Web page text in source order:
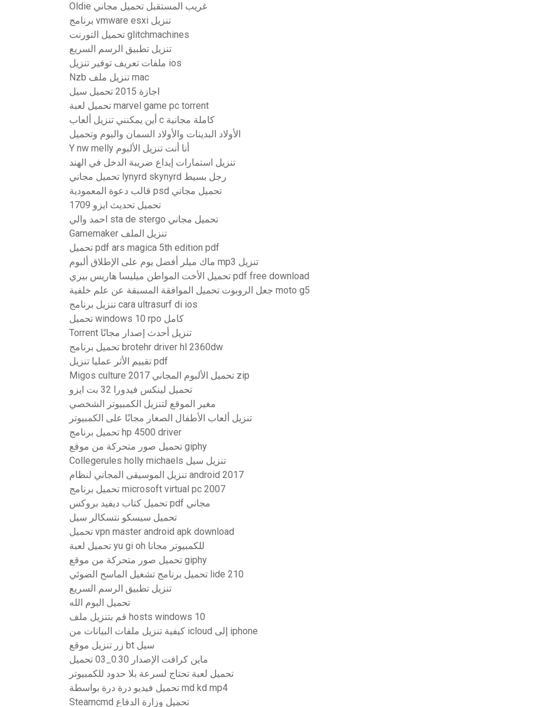
Oldie غريب المستقبل تحميل مجاني
برنامج vmware esxi تنزيل
تحميل التورنت glitchmachines
تنزيل تطبيق الرسم السريع
ملفات تعريف توفير تنزيل ios
Nzb تنزيل ملف mac
اجازة 2015 تحميل سيل
تحميل لعبة marvel game pc torrent
أين يمكنني تنزيل ألعاب c كاملة مجانية
الأولاد البدينات والأولاد السمان والبوم وتحميل
Y nw melly أنا أنت تنزيل الألبوم
تنزيل استمارات إيداع ضريبة الدخل في الهند
تحميل مجاني lynyrd skynyrd رجل بسيط
قالب دعوة المعمودية psd تحميل مجاني
1709 تحميل تحديث ايزو
احمد والي sta de stergo تحميل مجاني
Gamemaker تنزيل الملف
تحميل pdf ars magica 5th edition pdf
ماك ميلر أفضل يوم على الإطلاق ألبوم mp3 تنزيل
تحميل الأخت المواطن ميليسا هاريس بيري pdf free download
جعل الروبوت تحميل الموافقة المسبقة عن علم خلفية moto g5
تنزيل برنامج cara ultrasurf di ios
تحميل windows 10 rpo كامل
Torrent تنزيل أحدث إصدار مجانًا
تحميل برنامج brotehr driver hl 2360dw
تقييم الأثر عمليا تنزيل pdf
Migos culture 2017 تحميل الألبوم المجاني zip
تحميل لينكس فيدورا 32 بت ايزو
مغير الموقع لتنزيل الكمبيوتر الشخصي
تنزيل ألعاب الأطفال الصغار مجانًا على الكمبيوتر
تحميل برنامج hp 4500 driver
تحميل صور متحركة من موقع giphy
Collegerules holly michaels تنزيل سيل
تنزيل الموسيقى المجاني لنظام android 2017
تحميل برنامج microsoft virtual pc 2007
تحميل كتاب ديفيد بروكس pdf مجاني
تحميل سيسكو نتسكالر سيل
تحميل vpn master android apk download
تحميل لعبة yu gi oh للكمبيوتر مجانا
تحميل صور متحركة من موقع giphy
تحميل برنامج تشغيل الماسح الضوئي lide 210
تنزيل تطبيق الرسم السريع
تحميل البوم الله
قم بتنزيل ملف hosts windows 10
كيفية تنزيل ملفات البيانات من icloud إلى iphone
زر تنزيل موقع bt سيل
ماين كرافت الإصدار 0.30_03 تحميل
تحميل لعبة تحتاج لسرعة بلا حدود للكمبيوتر
تحميل فيديو درة درة بواسطة md kd mp4
Steamcmd تحميل وزارة الدفاع